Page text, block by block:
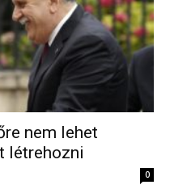
nem lehet
létrehozni
0